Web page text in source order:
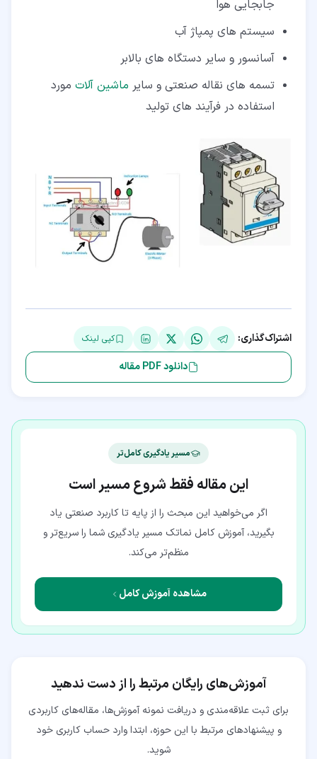
جابجایی هوا
سیستم های پمپاژ آب
آسانسور و سایر دستگاه های بالابر
تسمه های نقاله صنعتی و سایر ماشین آلات مورد
استفاده در فرآیند های تولید
اشتراک‌گذاری: کپی لینک
دانلود PDF مقاله
مسیر یادگیری کامل‌تر
این مقاله فقط شروع مسیر است
اگر می‌خواهید این مبحث را از پایه تا کاربرد صنعتی یاد
بگیرید، آموزش کامل نماتک مسیر یادگیری شما را سریع‌تر و
منظم‌تر می‌کند.
مشاهده آموزش کامل
آموزش‌های رایگان مرتبط را از دست ندهید
برای ثبت علاقه‌مندی و دریافت نمونه آموزش‌ها، مقاله‌های کاربردی
و پیشنهادهای مرتبط با این حوزه، ابتدا وارد حساب کاربری خود
شوید.